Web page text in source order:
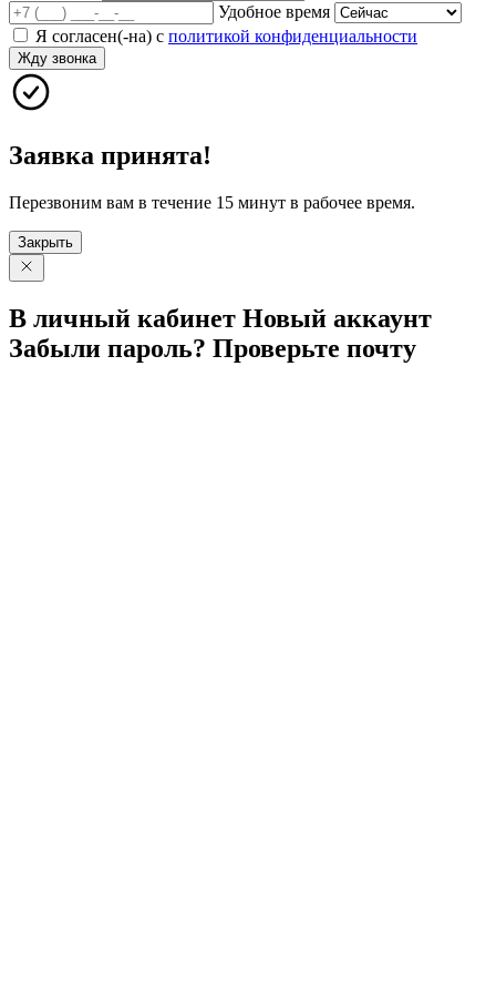
Удобное время
Я согласен(-на) с политикой конфиденциальности
Жду звонка
Заявка принята!
Перезвоним вам в течение 15 минут в рабочее время.
Закрыть
В личный кабинет Новый аккаунт
Забыли пароль? Проверьте почту